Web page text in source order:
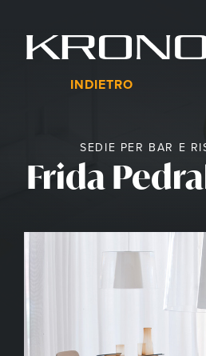
contenuto
INDIETRO
SEDIE PER BAR E
Frida